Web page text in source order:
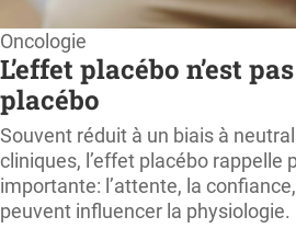
Oncologie
L’effet placébo n’est
placébo
Souvent réduit à un biais à
cliniques, l’effet placébo rappelle
importante: l’attente, la
peuvent influencer la physiologie.